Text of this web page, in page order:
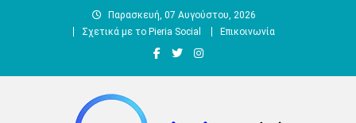
Παρασκευή, 07 Αυγούστου, 2026
Σχετικά με το Pieria Social
Επικοινωνία